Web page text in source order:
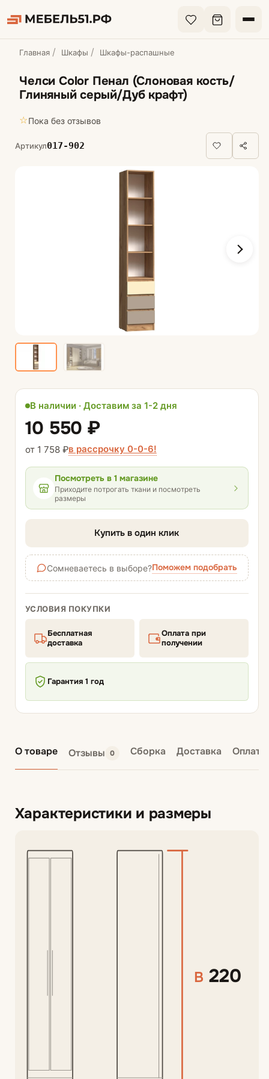
Главная Шкафы Шкафы-распашные
Челси Color Пенал (Слоновая кость/
Глиняный серый/Дуб крафт)
☆Пока без отзывов
Артикул017-902
В наличии · Доставим за 1-2 дня
10 550 ₽
от 1 758 ₽в рассрочку 0-0-6!
Посмотреть в 1 магазине
Приходите потрогать ткани и посмотреть
размеры
Купить в один клик
Сомневаетесь в выборе?Поможем подобрать
УСЛОВИЯ ПОКУПКИ
Бесплатная
доставка
Оплата при
получении
Гарантия 1 год
О товаре Отзывы 0 Сборка Доставка Оплата
Характеристики и размеры
В 220